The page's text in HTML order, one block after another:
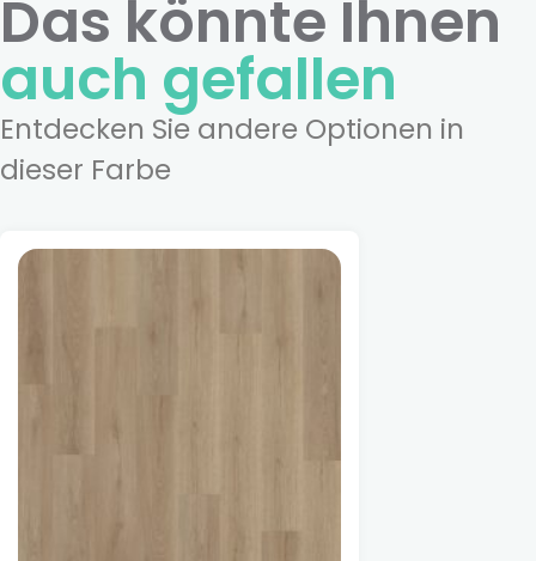
Das könnte Ihnen
auch gefallen
Entdecken Sie andere Optionen in
dieser Farbe